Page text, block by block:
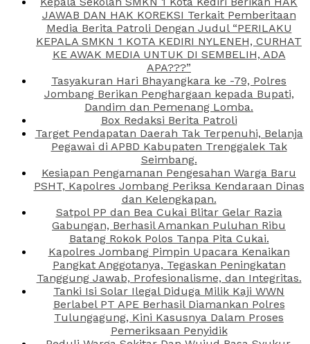
JAWAB DAN HAK KOREKSI Terkait Pemberitaan
Media Berita Patroli Dengan Judul “PERILAKU
KEPALA SMKN 1 KOTA KEDIRI NYLENEH, CURHAT
KE AWAK MEDIA UNTUK DI SEMBELIH, ADA
APA???”
Tasyakuran Hari Bhayangkara ke -79, Polres
Jombang Berikan Penghargaan kepada Bupati,
Dandim dan Pemenang Lomba.
Box Redaksi Berita Patroli
Target Pendapatan Daerah Tak Terpenuhi, Belanja
Pegawai di APBD Kabupaten Trenggalek Tak
Seimbang.
Kesiapan Pengamanan Pengesahan Warga Baru
PSHT, Kapolres Jombang Periksa Kendaraan Dinas
dan Kelengkapan.
Satpol PP dan Bea Cukai Blitar Gelar Razia
Gabungan, Berhasil Amankan Puluhan Ribu
Batang Rokok Polos Tanpa Pita Cukai.
Kapolres Jombang Pimpin Upacara Kenaikan
Pangkat Anggotanya, Tegaskan Peningkatan
Tanggung Jawab, Profesionalisme, dan Integritas.
Tanki Isi Solar Ilegal Diduga Milik Kaji WWN
Berlabel PT APE Berhasil Diamankan Polres
Tulungagung, Kini Kasusnya Dalam Proses
Pemeriksaan Penyidik